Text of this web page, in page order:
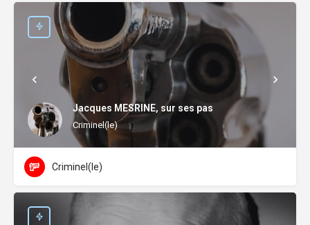
Jacques MESRINE, sur ses pas
Criminel(le)
Criminel(le)